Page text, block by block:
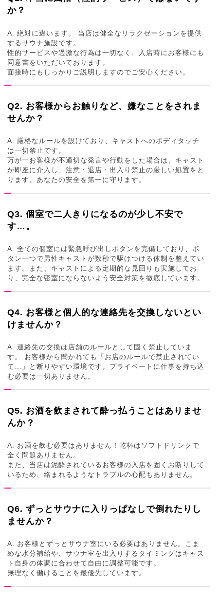
か？
A. 絶対に違います。 当店は健全なリラクゼーションを提供
するサウナ施設です。
性的サービスや過激な行為は一切なく、入店時にお客様にも
同意書をいただいております。
面接時にもしっかりご説明しますのでご安心ください。
Q2. お客様からお触りなど、嫌なことをされま
せんか？
A. 厳格なルールを設けており、キャストへのボディタッチ
は一切禁止です。
万が一お客様が不適切な発言や行動をした場合は、キャスト
が即座に介入し、注意・退店・出入り禁止の厳しい処置をと
ります。あなたの安全を第一に守ります。
Q3. 個室で二人きりになるのが少し不安で
す…。
A. 全ての個室には緊急呼び出しボタンを完備しており、ボ
タン一つで男性キャストが数秒で駆けつける体制を整えてい
ます。また、キャストによる定期的な見回りも実施してお
り、完全な密室にならないよう安全対策を徹底しています。
Q4. お客様と個人的な連絡先を交換しないとい
けませんか？
A. 連絡先の交換は店舗のルールとして固く禁止していま
す。 お客様から聞かれても「お店のルールで禁止されてい
て…」と断りやすい環境です。プライベートに仕事を持ち込
む必要は一切ありません。
Q5. お酒を飲まされて酔っ払うことはありませ
んか？
A. お酒を飲む必要はありません！乾杯はソフトドリンクで
全く問題ありません。
また、当店は泥酔されているお客様の入店を固くお断りして
いるため、絡まれるようなトラブルの心配もありません。
Q6. ずっとサウナに入りっぱなしで倒れたりし
ませんか？
A. お客様とずっとサウナ室にいる必要はありません。こま
めな水分補給や、サウナ室を出入りするタイミングはキャス
ト自身の体調に合わせて自由に調整可能です。
無理なく働けることを最優先しています。